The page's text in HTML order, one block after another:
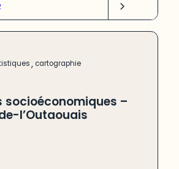
, cartographie
socioéconomiques –
l’Outaouais